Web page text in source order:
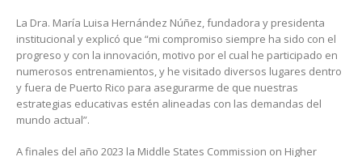
La Dra. María Luisa Hernández Núñez, fundadora y presidenta
institucional y explicó que “mi compromiso siempre ha sido con el
progreso y con la innovación, motivo por el cual he participado en
numerosos entrenamientos, y he visitado diversos lugares dentro
y fuera de Puerto Rico para asegurarme de que nuestras
estrategias educativas estén alineadas con las demandas del
mundo actual”.
A finales del año 2023 la Middle States Commission on Higher